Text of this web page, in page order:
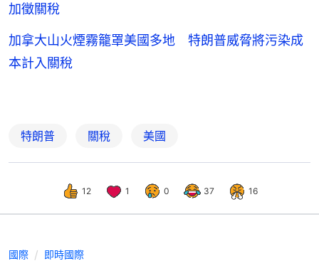
加徵關稅
加拿大山火煙霧籠罩美國多地 特朗普威脅將污染成
本計入關稅
特朗普 關稅 美國
12 1 0 37 16
國際 即時國際